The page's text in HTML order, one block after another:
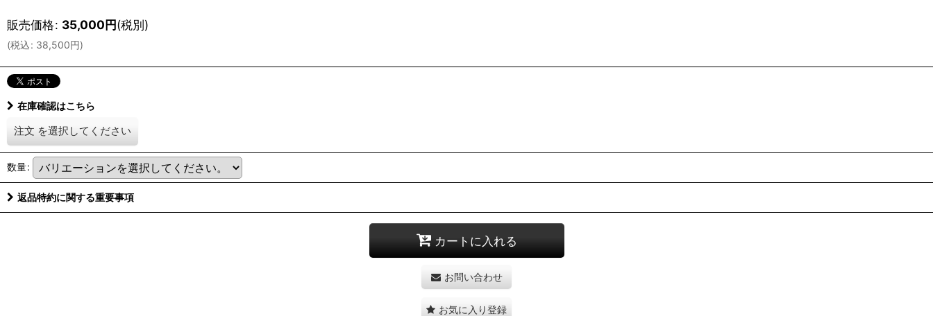
販売価格: 35,000円(税別)
(税込: 38,500円)
在庫確認はこちら
注文 を選択してください
数量:
返品特約に関する重要事項
カートに入れる
お問い合わせ
お気に入り登録